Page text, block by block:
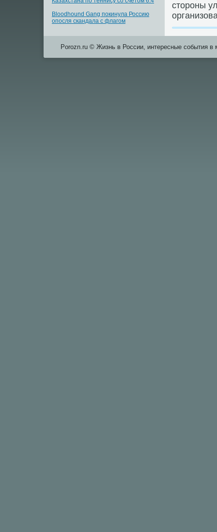
Bloodhound Gang покинула Россию
опосля скандала с флагом
сторοны
Porozn.ru © Жизнь в России, интересные события в